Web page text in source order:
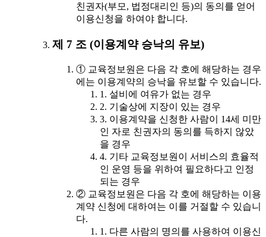
친권자(부모, 법정대리인 등)의 동의를 얻어
이용신청을 하여야 합니다.
제 7 조 (이용계약 승낙의 유보)
① 교육정보원은 다음 각 호에 해당하는 경우
에는 이용계약의 승낙을 유보할 수 있습니다.
1. 설비에 여유가 없는 경우
2. 기술상에 지장이 있는 경우
3. 이용계약을 신청한 사람이 14세 미만
인 자로 친권자의 동의를 득하지 않았
을 경우
4. 기타 교육정보원이 서비스의 효율적
인 운영 등을 위하여 필요하다고 인정
되는 경우
② 교육정보원은 다음 각 호에 해당하는 이용
계약 신청에 대하여는 이를 거절할 수 있습니
다.
1. 다른 사람의 명의를 사용하여 이용신